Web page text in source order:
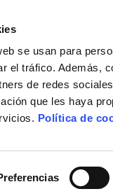
se usan para
el tráfico. Además,
de redes
que les haya
Política de
ACTUALIDAD